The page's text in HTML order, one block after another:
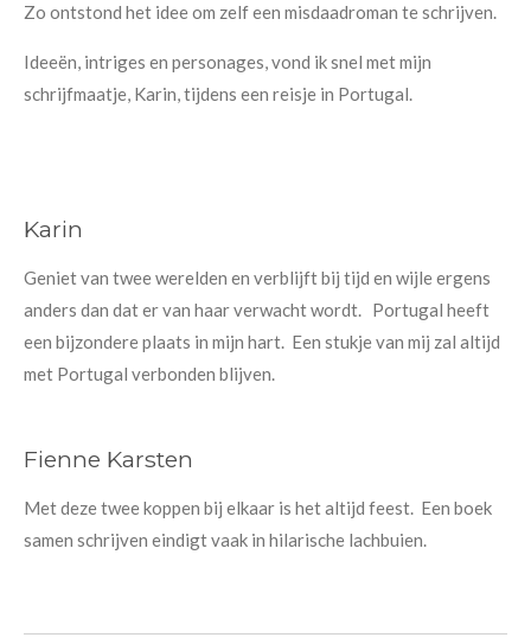
Zo ontstond het idee om zelf een misdaadroman te schrijven.
Ideeën, intriges en personages, vond ik snel met mijn
schrijfmaatje, Karin, tijdens een reisje in Portugal.
Karin
Geniet van twee werelden en verblijft bij tijd en wijle ergens
anders dan dat er van haar verwacht wordt. Portugal heeft
een bijzondere plaats in mijn hart. Een stukje van mij zal altijd
met Portugal verbonden blijven.
Fienne Karsten
Met deze twee koppen bij elkaar is het altijd feest. Een boek
samen schrijven eindigt vaak in hilarische lachbuien.